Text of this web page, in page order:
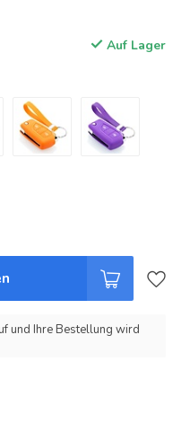
Auf Lager
und Ihre Bestellung wird